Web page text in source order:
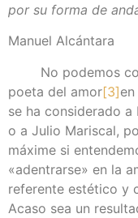
por su forma de
Manuel Alcántara
No podemos
poeta del amor[3]
se ha considerado a
o a Julio Mariscal,
máxime si
«adentrarse» en la
referente estético y
Acaso sea un